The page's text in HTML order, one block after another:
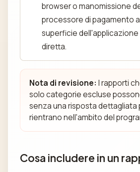
browser o manomissione
processore di pagamento
superficie
diretta.
Nota di revisione: I rapporti
solo categorie escluse
senza una risposta dettagliata
rientrano nell'ambito del
Cosa includere in un